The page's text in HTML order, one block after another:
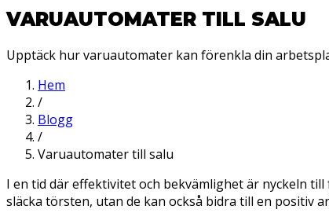
VARUAUTOMATER TILL SALU
Upptäck hur varuautomater kan förenkla din
Hem
/
Blogg
/
Varuautomater till salu
I en tid där effektivitet och bekvämlighet är nyckeln
släcka törsten, utan de kan också bidra till en positiv